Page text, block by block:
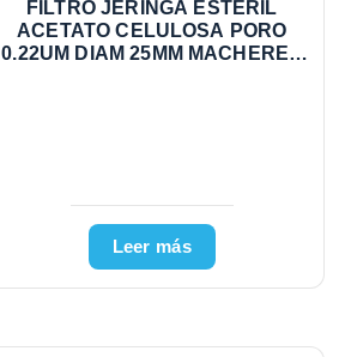
FILTRO JERINGA ESTERIL
ACETATO CELULOSA PORO
0.22UM DIAM 25MM MACHEREY
Leer más